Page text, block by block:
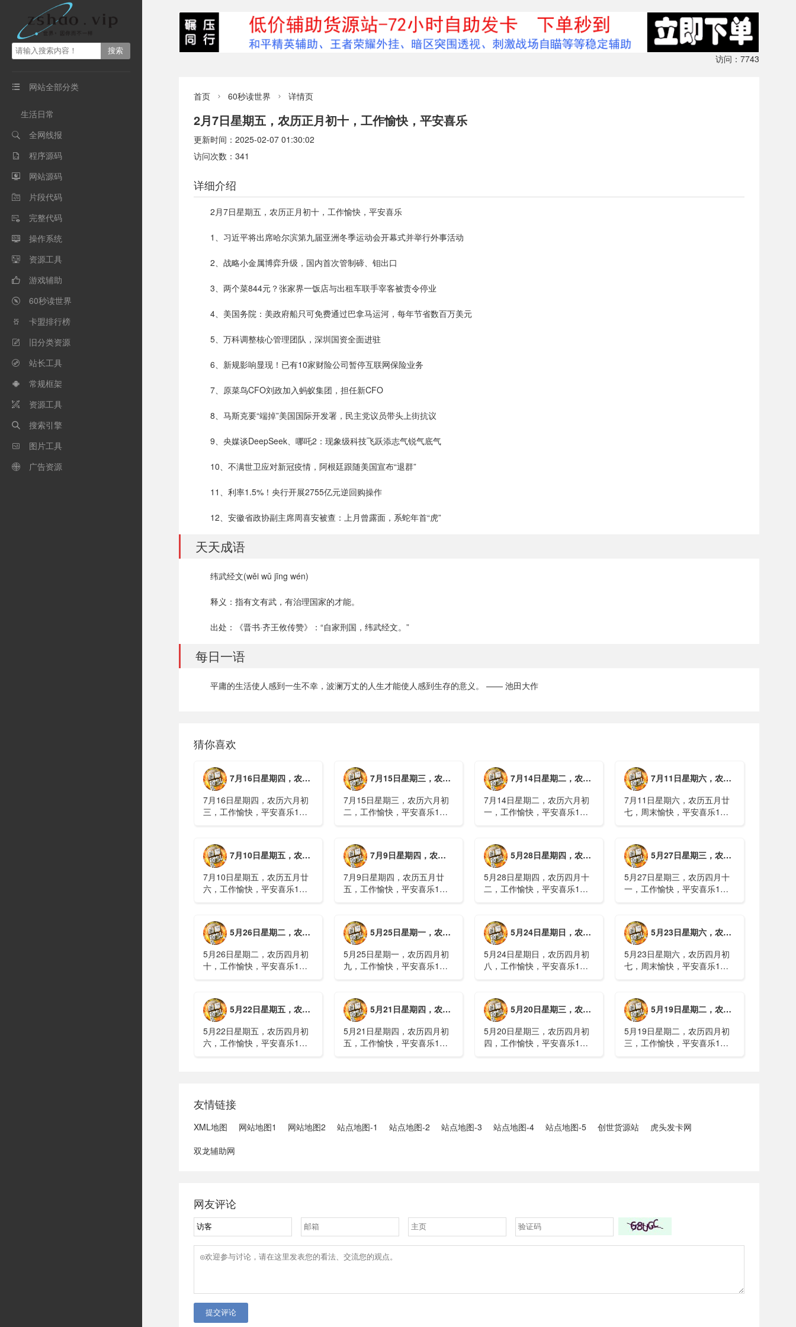
 网站全部分类
生活日常
 全网线报
 程序源码
 网站源码
 片段代码
 完整代码
 操作系统
 资源工具
 游戏辅助
 60秒读世界
 卡盟排行榜
 旧分类资源
 站长工具
 常规框架
 资源工具
 搜索引擎
 图片工具
 广告资源
访问：7743
首页  60秒读世界  详情页
2月7日星期五，农历正月初十，工作愉快，平安喜乐
更新时间：2025-02-07 01:30:02
访问次数：341
详细介绍
2月7日星期五，农历正月初十，工作愉快，平安喜乐
1、习近平将出席哈尔滨第九届亚洲冬季运动会开幕式并举行外事活动
2、战略小金属博弈升级，国内首次管制碲、钼出口
3、两个菜844元？张家界一饭店与出租车联手宰客被责令停业
4、美国务院：美政府船只可免费通过巴拿马运河，每年节省数百万美元
5、万科调整核心管理团队，深圳国资全面进驻
6、新规影响显现！已有10家财险公司暂停互联网保险业务
7、原菜鸟CFO刘政加入蚂蚁集团，担任新CFO
8、马斯克要“端掉”美国国际开发署，民主党议员带头上街抗议
9、央媒谈DeepSeek、哪吒2：现象级科技飞跃添志气锐气底气
10、不满世卫应对新冠疫情，阿根廷跟随美国宣布“退群”
11、利率1.5%！央行开展2755亿元逆回购操作
12、安徽省政协副主席周喜安被查：上月曾露面，系蛇年首“虎”
天天成语
纬武经文(wěi wǔ jīng wén)
释义：指有文有武，有治理国家的才能。
出处：《晋书·齐王攸传赞》：“自家刑国，纬武经文。”
每日一语
平庸的生活使人感到一生不幸，波澜万丈的人生才能使人感到生存的意义。 —— 池田大作
猜你喜欢
7月16日星期四，农历六月初三，工作愉快，平安喜乐
7月16日星期四，农历六月初
三，工作愉快，平安喜乐1、
伊战争或升级，特朗普召集会
议讨论大规模进攻3、深圳一
商住楼加装......
7月15日星期三，农历六月初二，工作愉快，平安喜乐
7月15日星期三，农历六月初
二，工作愉快，平安喜乐1、
案2、全球首款实体瘤CAR-T
细胞治疗走向临床，上海多家
医院开......
7月14日星期二，农历六月初一，工作愉快，平安喜乐
7月14日星期二，农历六月初
一，工作愉快，平安喜乐1、
停业2、广西梧州万秀区：累
计发现登革热病例228例，已
治愈出院1......
7月11日星期六，农历五月廿七，周末愉快，平安喜乐
7月11日星期六，农历五月廿
七，周末愉快，平安喜乐1、
8000多人被困，总台记者徒步
近6小时抵达乡政府3、上海发
布海......
7月10日星期五，农历五月廿六，工作愉快，平安喜乐
7月10日星期五，农历五月廿
六，工作愉快，平安喜乐1、
山体滑坡：21名林场工人遇
难，年龄最长者近6旬3、近亿
元高标......
7月9日星期四，农历五月廿五，工作愉快，平安喜乐
7月9日星期四，农历五月廿
五，工作愉快，平安喜乐1、
家科技进步一等奖！同济大学
为纳米制造铸就“精准标尺”3、
四川宜宾高......
5月28日星期四，农历四月十二，工作愉快，平安喜乐
5月28日星期四，农历四月十
二，工作愉快，平安喜乐1、
果(金)埃博拉疫情仍处于暴发
初期，主要传播方式为体液接
触3、......
5月27日星期三，农历四月十一，工作愉快，平安喜乐
5月27日星期三，农历四月十
一，工作愉快，平安喜乐1、
2、媒体：重庆永川一村会计
打电话叫醒乡亲后失联，遗体
被找到确认遇难......
5月26日星期二，农历四月初十，工作愉快，平安喜乐
5月26日星期二，农历四月初
十，工作愉快，平安喜乐1、
15年2、神舟二十三号载人飞
船与空间站组合体完成自主快
速交会对接......
5月25日星期一，农历四月初九，工作愉快，平安喜乐
5月25日星期一，农历四月初
九，工作愉快，平安喜乐1、
接2、山洪等地质灾害风险
大，重庆永川连续暴雨已致17
人失联，1人......
5月24日星期日，农历四月初八，工作愉快，平安喜乐
5月24日星期日，农历四月初
八，工作愉快，平安喜乐1、
一煤矿爆炸已致8人死亡，井
下38人正在全力搜救3、张国
清赶赴山......
5月23日星期六，农历四月初七，周末愉快，平安喜乐
5月23日星期六，农历四月初
七，周末愉快，平安喜乐1、
常住地提供基本公共服务的实
施意见》2、珠江流域进入“龙
舟水”降雨......
5月22日星期五，农历四月初六，工作愉快，平安喜乐
5月22日星期五，农历四月初
六，工作愉快，平安喜乐1、
3、司法部：......
5月21日星期四，农历四月初五，工作愉快，平安喜乐
5月21日星期四，农历四月初
五，工作愉快，平安喜乐1、
5月20日星期三，农历四月初四，工作愉快，平安喜乐
5月20日星期三，农历四月初
四，工作愉快，平安喜乐1、
5月19日星期二，农历四月初三，工作愉快，平安喜乐
5月19日星期二，农历四月初
三，工作愉快，平安喜乐1、
友情链接
XML地图 网站地图1 网站地图2 站点地图-1 站点地图-2 站点地图-3 站点地图-4 站点地图-5 创世货源站
虎头发卡网
双龙辅助网
网友评论
提交评论